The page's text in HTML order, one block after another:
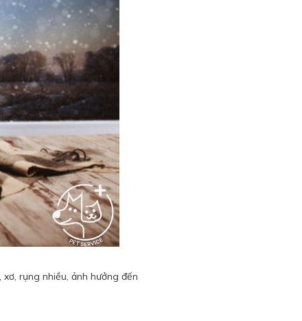
rụng nhiều, ảnh hưởng đến